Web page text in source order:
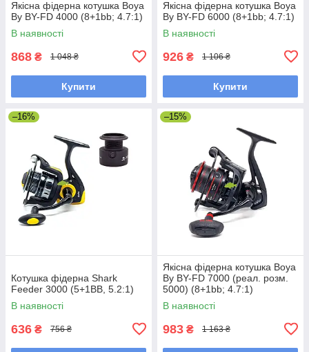
Якісна фідерна котушка Boya
By BY-FD 4000 (8+1bb; 4.7:1)
В наявності
868 ₴ 1 048 ₴
Купити
Якісна фідерна котушка Boya
By BY-FD 6000 (8+1bb; 4.7:1)
В наявності
926 ₴ 1 106 ₴
Купити
–16%
Котушка фідерна Shark
Feeder 3000 (5+1BB, 5.2:1)
В наявності
636 ₴ 756 ₴
–15%
Якісна фідерна котушка Boya
By BY-FD 7000 (реал. розм.
5000) (8+1bb; 4.7:1)
В наявності
983 ₴ 1 163 ₴